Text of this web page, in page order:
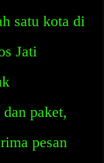
satu kota di
Jati
paket,
pesan